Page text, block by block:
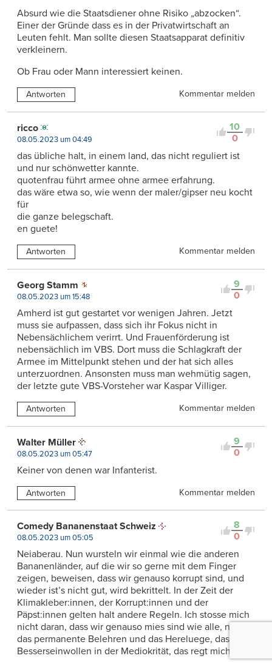
Absurd wie die Staatsdiener ohne Risiko „abzocken“.
Einer der Gründe dass es in der Privatwirtschaft an
Leuten fehlt. Man sollte diesen Staatsapparat definitiv
verkleinern.
Ob Frau oder Mann interessiert keinen.
Antworten Kommentar melden
10
0
ricco
08.05.2023 um 04:49
das übliche halt, in einem land, das nicht reguliert ist
und nur schönwetter kannte.
quotenfrau führt armee ohne armee erfahrung.
das wäre etwa so, wie wenn der maler/gipser neu kocht
für
die ganze belegschaft.
en guete!
Antworten Kommentar melden
9
0
Georg Stamm
08.05.2023 um 15:48
Amherd ist gut gestartet vor wenigen Jahren. Jetzt
muss sie aufpassen, dass sich ihr Fokus nicht in
Nebensächlichem verirrt. Und Frauenförderung ist
nebensächlich im VBS. Dort muss die Schlagkraft der
Armee im Mittelpunkt stehen und der hat sich alles
unterzuordnen. Ansonsten muss man wehmütig sagen,
der letzte gute VBS-Vorsteher war Kaspar Villiger.
Antworten Kommentar melden
9
0
Walter Müller
08.05.2023 um 05:47
Keiner von denen war Infanterist.
Antworten Kommentar melden
8
0
Comedy Bananenstaat Schweiz
08.05.2023 um 05:05
Neiaberau. Nun wursteln wir einmal wie die anderen
Bananenländer, auf die wir so gerne mit dem Finger
zeigen, beweisen, dass wir genauso korrupt sind, und
wieder ist’s nicht gut, wird bekrittelt. In der Zeit der
Klimakleber:innen, der Korrupt:innen und der
Päpst:innen gelten halt andere Regeln. Ich stosse mich
nicht daran, dass wir genauso mies sind wie alle, nur
das permanente Belehren und das Hereluege, das
Besserseinwollen in der Mediokrität, das regt mich auf.